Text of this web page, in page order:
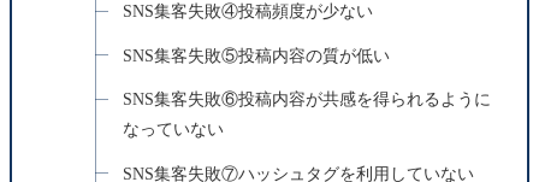
SNS集客失敗④投稿頻度が少ない
SNS集客失敗⑤投稿内容の質が低い
SNS集客失敗⑥投稿内容が共感を得られるように
なっていない
SNS集客失敗⑦ハッシュタグを利用していない